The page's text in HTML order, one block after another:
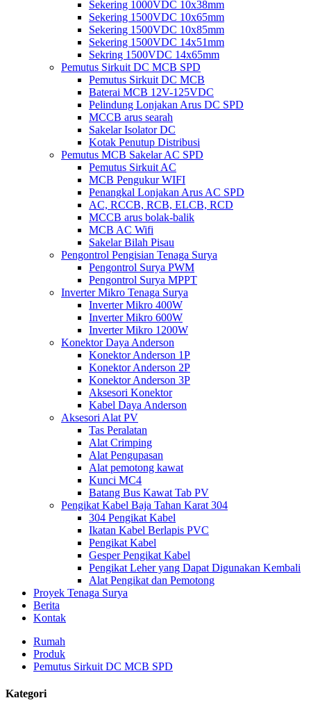
Sekering 1000VDC 10x38mm
Sekering 1500VDC 10x65mm
Sekering 1500VDC 10x85mm
Sekering 1500VDC 14x51mm
Sekring 1500VDC 14x65mm
Pemutus Sirkuit DC MCB SPD
Pemutus Sirkuit DC MCB
Baterai MCB 12V-125VDC
Pelindung Lonjakan Arus DC SPD
MCCB arus searah
Sakelar Isolator DC
Kotak Penutup Distribusi
Pemutus MCB Sakelar AC SPD
Pemutus Sirkuit AC
MCB Pengukur WIFI
Penangkal Lonjakan Arus AC SPD
AC, RCCB, RCB, ELCB, RCD
MCCB arus bolak-balik
MCB AC Wifi
Sakelar Bilah Pisau
Pengontrol Pengisian Tenaga Surya
Pengontrol Surya PWM
Pengontrol Surya MPPT
Inverter Mikro Tenaga Surya
Inverter Mikro 400W
Inverter Mikro 600W
Inverter Mikro 1200W
Konektor Daya Anderson
Konektor Anderson 1P
Konektor Anderson 2P
Konektor Anderson 3P
Aksesori Konektor
Kabel Daya Anderson
Aksesori Alat PV
Tas Peralatan
Alat Crimping
Alat Pengupasan
Alat pemotong kawat
Kunci MC4
Batang Bus Kawat Tab PV
Pengikat Kabel Baja Tahan Karat 304
304 Pengikat Kabel
Ikatan Kabel Berlapis PVC
Pengikat Kabel
Gesper Pengikat Kabel
Pengikat Leher yang Dapat Digunakan Kembali
Alat Pengikat dan Pemotong
Proyek Tenaga Surya
Berita
Kontak
Rumah
Produk
Pemutus Sirkuit DC MCB SPD
Kategori